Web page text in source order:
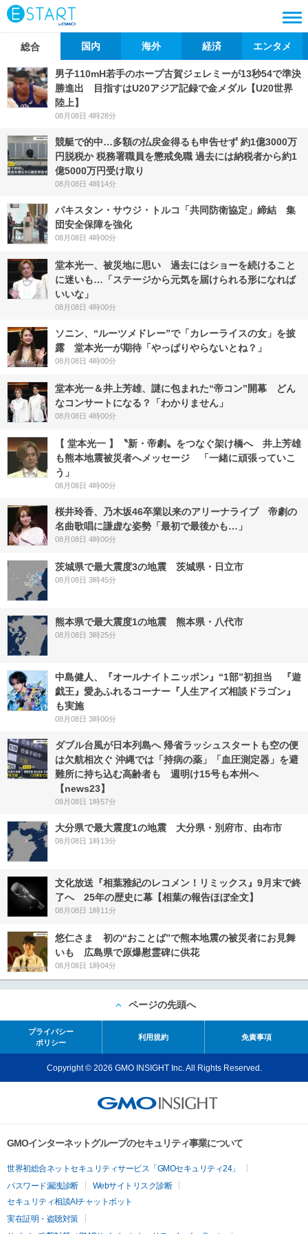
総合 国内 海外 経済 エンタメ
男子110mH若手のホープ古賀ジェレミーが13秒54で準決
勝進出 目指すはU20アジア記録で金メダル【U20世界
陸上】
08月08日 4時28分
競艇で的中…多額の払戻金得るも申告せず 約1億3000万
円脱税か 税務署職員を懲戒免職 過去には納税者から約1
億5000万円受け取り
08月08日 4時14分
パキスタン・サウジ・トルコ「共同防衛協定」締結 集
団安全保障を強化
08月08日 4時00分
堂本光一、被災地に思い 過去にはショーを続けること
に迷いも…「ステージから元気を届けられる形になれば
いいな」
08月08日 4時00分
ソニン、“ルーツメドレー”で「カレーライスの女」を披
露 堂本光一が期待「やっぱりやらないとね？」
08月08日 4時00分
堂本光一＆井上芳雄、謎に包まれた“帝コン”開幕 どん
なコンサートになる？「わかりません」
08月08日 4時00分
【 堂本光一 】〝新・帝劇〟をつなぐ架け橋へ 井上芳雄
も熊本地震被災者へメッセージ 「一緒に頑張っていこ
う」
08月08日 4時00分
桜井玲香、乃木坂46卒業以来のアリーナライブ 帝劇の
名曲歌唱に謙虚な姿勢「最初で最後かも…」
08月08日 4時00分
茨城県で最大震度3の地震 茨城県・日立市
08月08日 3時45分
熊本県で最大震度1の地震 熊本県・八代市
08月08日 3時25分
中島健人、『オールナイトニッポン』“1部”初担当 『遊
戯王』愛あふれるコーナー『人生アイズ相談ドラゴン』
も実施
08月08日 3時00分
ダブル台風が日本列島へ 帰省ラッシュスタートも空の便
は欠航相次ぐ 沖縄では「持病の薬」「血圧測定器」を避
難所に持ち込む高齢者も 週明け15号も本州へ
【news23】
08月08日 1時57分
大分県で最大震度1の地震 大分県・別府市、由布市
08月08日 1時13分
文化放送『相葉雅紀のレコメン！リミックス』9月末で終
了へ 25年の歴史に幕【相葉の報告ほぼ全文】
08月08日 1時11分
悠仁さま 初の“おことば”で熊本地震の被災者にお見舞
いも 広島県で原爆慰霊碑に供花
08月08日 1時04分
ページの先頭へ
プライバシー
ポリシー
利用規約 免責事項
Copyright © 2026 GMO INSIGHT Inc. All Rights Reserved.
GMOインターネットグループのセキュリティ事業について
世界初総合ネットセキュリティサービス「GMOセキュリティ24」
パスワード漏洩診断
Webサイトリスク診断
セキュリティ相談AIチャットボット
実在証明・盗聴対策